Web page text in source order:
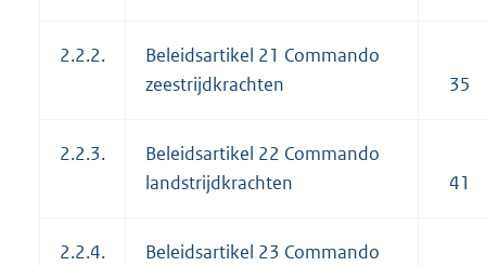
2.2.2.
Beleidsartikel 21 Commando
zeestrijdkrachten
35
2.2.3.
Beleidsartikel 22 Commando
landstrijdkrachten
41
2.2.4.
Beleidsartikel 23 Commando